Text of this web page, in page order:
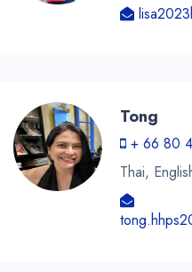
Tong
+ 66 80
Thai,